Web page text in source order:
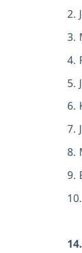
2.
3.
4.
5.
6.
7.
8.
9.